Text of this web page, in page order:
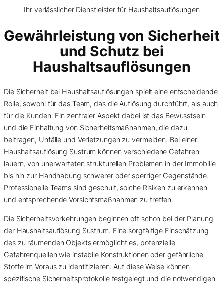
Ihr verlässlicher Dienstleister für Haushaltsauflösungen
Gewährleistung von Sicherheit
und Schutz bei
Haushaltsauflösungen
Die Sicherheit bei Haushaltsauflösungen spielt eine entscheidende
Rolle, sowohl für das Team, das die Auflösung durchführt, als auch
für die Kunden. Ein zentraler Aspekt dabei ist das Bewusstsein
und die Einhaltung von Sicherheitsmaßnahmen, die dazu
beitragen, Unfälle und Verletzungen zu vermeiden. Bei einer
Haushaltsauflösung Sustrum können verschiedene Gefahren
lauern, von unerwarteten strukturellen Problemen in der Immobilie
bis hin zur Handhabung schwerer oder sperriger Gegenstände.
Professionelle Teams sind geschult, solche Risiken zu erkennen
und entsprechende Vorsichtsmaßnahmen zu treffen.
Die Sicherheitsvorkehrungen beginnen oft schon bei der Planung
der Haushaltsauflösung Sustrum. Eine sorgfältige Einschätzung
des zu räumenden Objekts ermöglicht es, potenzielle
Gefahrenquellen wie instabile Konstruktionen oder gefährliche
Stoffe im Voraus zu identifizieren. Auf diese Weise können
spezifische Sicherheitsprotokolle festgelegt und die notwendigen